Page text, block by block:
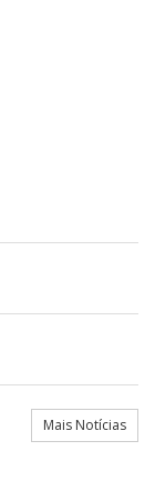
Mais Notícias